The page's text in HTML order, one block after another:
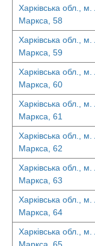
Харківська обл., м.
Маркса, 58
Харківська обл., м.
Маркса, 59
Харківська обл., м.
Маркса, 60
Харківська обл., м.
Маркса, 61
Харківська обл., м.
Маркса, 62
Харківська обл., м.
Маркса, 63
Харківська обл., м.
Маркса, 64
Харківська обл., м.